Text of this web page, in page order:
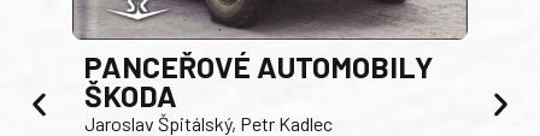
PANCEŘOVÉ AUTOMOBILY
ŠKODA
Jaroslav Špitálský, Petr Kadlec